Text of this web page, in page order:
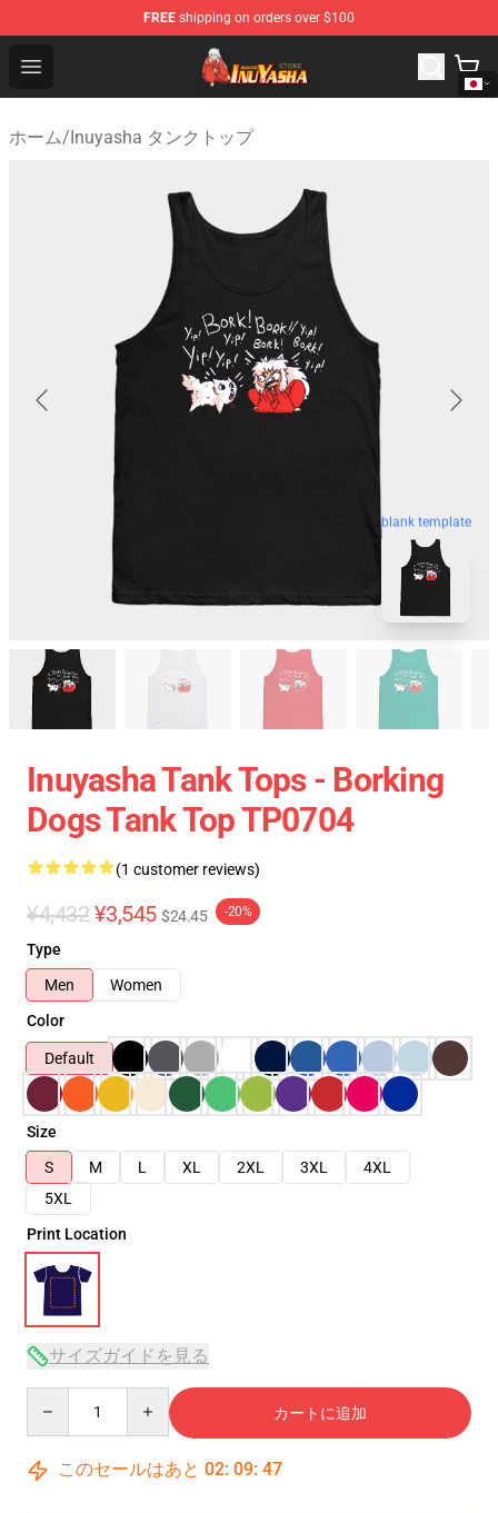
FREE shipping on orders over $100
Open menu
Inuyasha Store - Official Inuyasha Merchandise Shop
ホーム/Inuyasha タンクトップ
blank template
Inuyasha Tank Tops - Borking
Dogs Tank Top TP0704
(1 customer reviews)
¥4,432 ¥3,545 $24.45 -20%
Type
Men
Women
Color
Default
Size
S
M L XL 2XL 3XL
4XL
5XL
Print Location
サイズガイドを見る
カートに追加
このセールはあと 02: 09: 46